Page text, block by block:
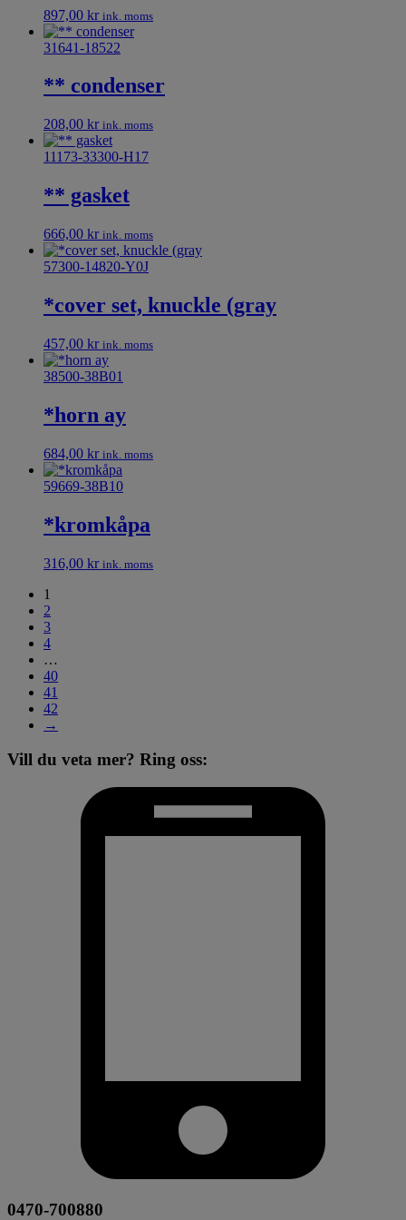
897,00 kr ink. moms
31641-18522
** condenser
208,00 kr ink. moms
11173-33300-H17
** gasket
666,00 kr ink. moms
57300-14820-Y0J
*cover set, knuckle (gray
457,00 kr ink. moms
38500-38B01
*horn ay
684,00 kr ink. moms
59669-38B10
*kromkåpa
316,00 kr ink. moms
1
2
3
4
…
40
41
42
→
Vill du veta mer? Ring oss:
0470-700880